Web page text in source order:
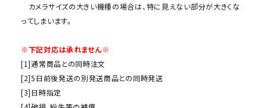
カメラサイズの大きい機種の場合は、特に見えない部分が大きくな
ってしまいます。
※下記対応は承れません※
[1]通常商品との同時注文
[2]5日前後発送の別発送商品との同時発送
[3]日時指定